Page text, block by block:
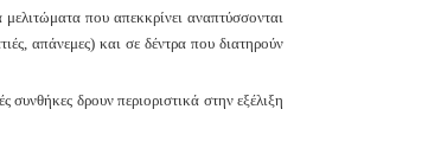
που απεκκρίνει αναπτύσσονται
απάνεμες) και σε δέντρα που διατηρούν
δρουν περιοριστικά στην εξέλιξη